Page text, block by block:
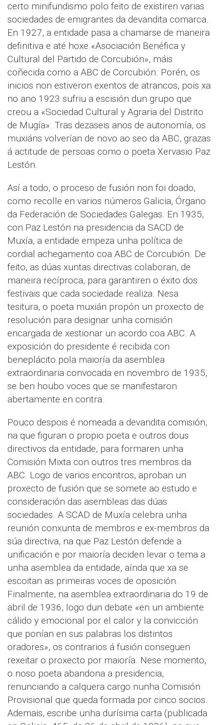
certo minifundismo polo feito de existiren varias
sociedades de emigrantes da devandita comarca.
En 1927, a entidade pasa a chamarse de maneira
definitiva e até hoxe «Asociación Benéfica y
Cultural del Partido de Corcubión», máis
coñecida como a ABC de Corcubión. Porén, os
inicios non estiveron exentos de atrancos, pois xa
no ano 1923 sufriu a escisión dun grupo que
creou a «Sociedad Cultural y Agraria del Distrito
de Mugía». Tras dezaseis anos de autonomía, os
muxiáns volverían de novo ao seo da ABC, grazas
á actitude de persoas como o poeta Xervasio Paz
Lestón.
Así a todo, o proceso de fusión non foi doado,
como recolle en varios números Galicia, Órgano
da Federación de Sociedades Galegas. En 1935,
con Paz Lestón na presidencia da SACD de
Muxía, a entidade empeza unha política de
cordial achegamento coa ABC de Corcubión. De
feito, as dúas xuntas directivas colaboran, de
maneira recíproca, para garantiren o éxito dos
festivais que cada sociedade realiza. Nesa
tesitura, o poeta muxián propón un proxecto de
resolución para designar unha comisión
encargada de xestionar un acordo coa ABC. A
exposición do presidente é recibida con
beneplácito pola maioría da asemblea
extraordinaria convocada en novembro de 1935,
se ben houbo voces que se manifestaron
abertamente en contra.
Pouco despois é nomeada a devandita comisión,
na que figuran o propio poeta e outros dous
directivos da entidade, para formaren unha
Comisión Mixta con outros tres membros da
ABC. Logo de varios encontros, aproban un
proxecto de fusión que se somete ao estudo e
consideración das asembleas das dúas
sociedades. A SCAD de Muxía celebra unha
reunión conxunta de membros e ex-membros da
súa directiva, na que Paz Lestón defende a
unificación e por maioría deciden levar o tema a
unha asemblea da entidade, aínda que xa se
escoitan as primeiras voces de oposición.
Finalmente, na asemblea extraordinaria do 19 de
abril de 1936, logo dun debate «en un ambiente
cálido y emocional por el calor y la convicción
que ponían en sus palabras los distintos
oradores», os contrarios á fusión conseguen
rexeitar o proxecto por maioría. Nese momento,
o noso poeta abandona a presidencia,
renunciando a calquera cargo nunha Comisión
Provisional que queda formada por cinco socios.
Ademais, escribe unha durísima carta (publicada